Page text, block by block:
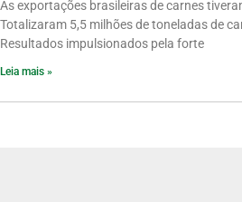
As exportações brasileiras de carnes
Totalizaram 5,5 milhões de toneladas de
Resultados impulsionados pela forte
Leia mais »